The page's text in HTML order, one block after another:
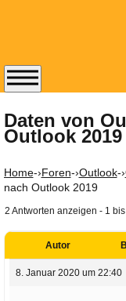
Daten von
Outlook 2019
Home-›Foren-›Outlook-›
nach Outlook 2019
2 Antworten anzeigen - 1
Autor
8. Januar 2020 um 22:40
Abonnieren
14-tägig
erscheinenden
Mailhilfe.de
kostenlos.
Der ständig
Email für Sie
bereithält!
Wie z.B.